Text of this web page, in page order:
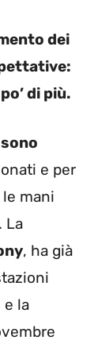
dei
di più.
e per
mani
La
, ha già
e la